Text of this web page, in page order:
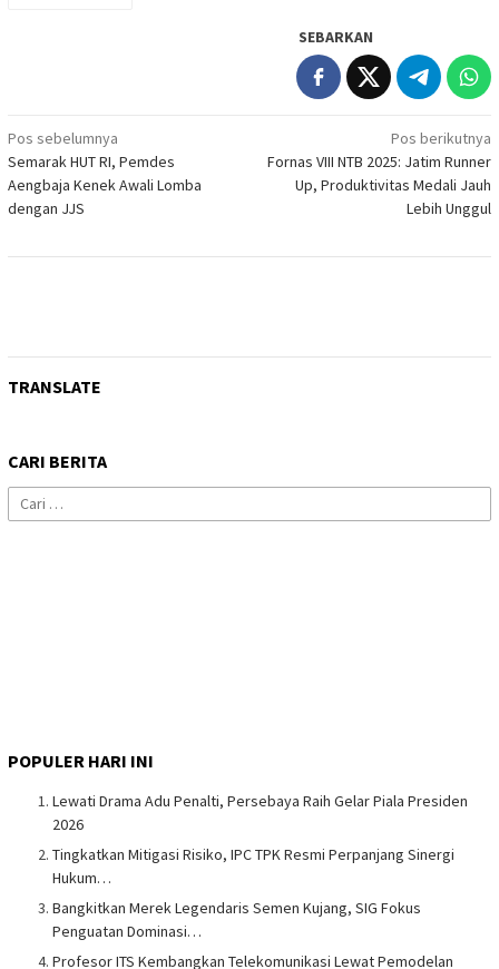
SEBARKAN
Navigasi
pos
Pos sebelumnya
Semarak HUT RI, Pemdes
Aengbaja Kenek Awali Lomba
dengan JJS
Pos berikutnya
Fornas VIII NTB 2025: Jatim Runner
Up, Produktivitas Medali Jauh
Lebih Unggul
TRANSLATE
CARI BERITA
Cari
untuk:
POPULER HARI INI
Lewati Drama Adu Penalti, Persebaya Raih Gelar Piala Presiden
2026
Tingkatkan Mitigasi Risiko, IPC TPK Resmi Perpanjang Sinergi
Hukum…
Bangkitkan Merek Legendaris Semen Kujang, SIG Fokus
Penguatan Dominasi…
Profesor ITS Kembangkan Telekomunikasi Lewat Pemodelan